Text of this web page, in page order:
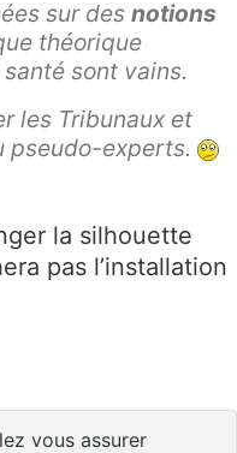
sur des notions
théorique
sont vains.
les Tribunaux et
pseudo-experts.
la silhouette
pas l’installation
vous assurer